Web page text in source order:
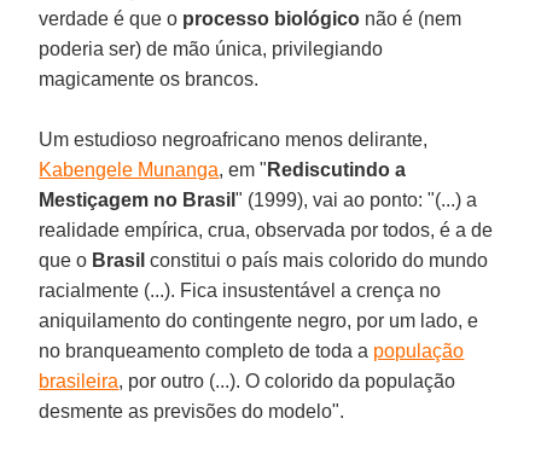
verdade é que o processo biológico não é (nem
poderia ser) de mão única, privilegiando
magicamente os brancos.
Um estudioso negroafricano menos delirante,
Kabengele Munanga, em " Rediscutindo a
Mestiçagem no Brasil" (1999), vai ao ponto: "(...) a
realidade empírica, crua, observada por todos, é a de
que o Brasil constitui o país mais colorido do mundo
racialmente (...). Fica insustentável a crença no
aniquilamento do contingente negro, por um lado, e
no branqueamento completo de toda a população
brasileira, por outro (...). O colorido da população
desmente as previsões do modelo".